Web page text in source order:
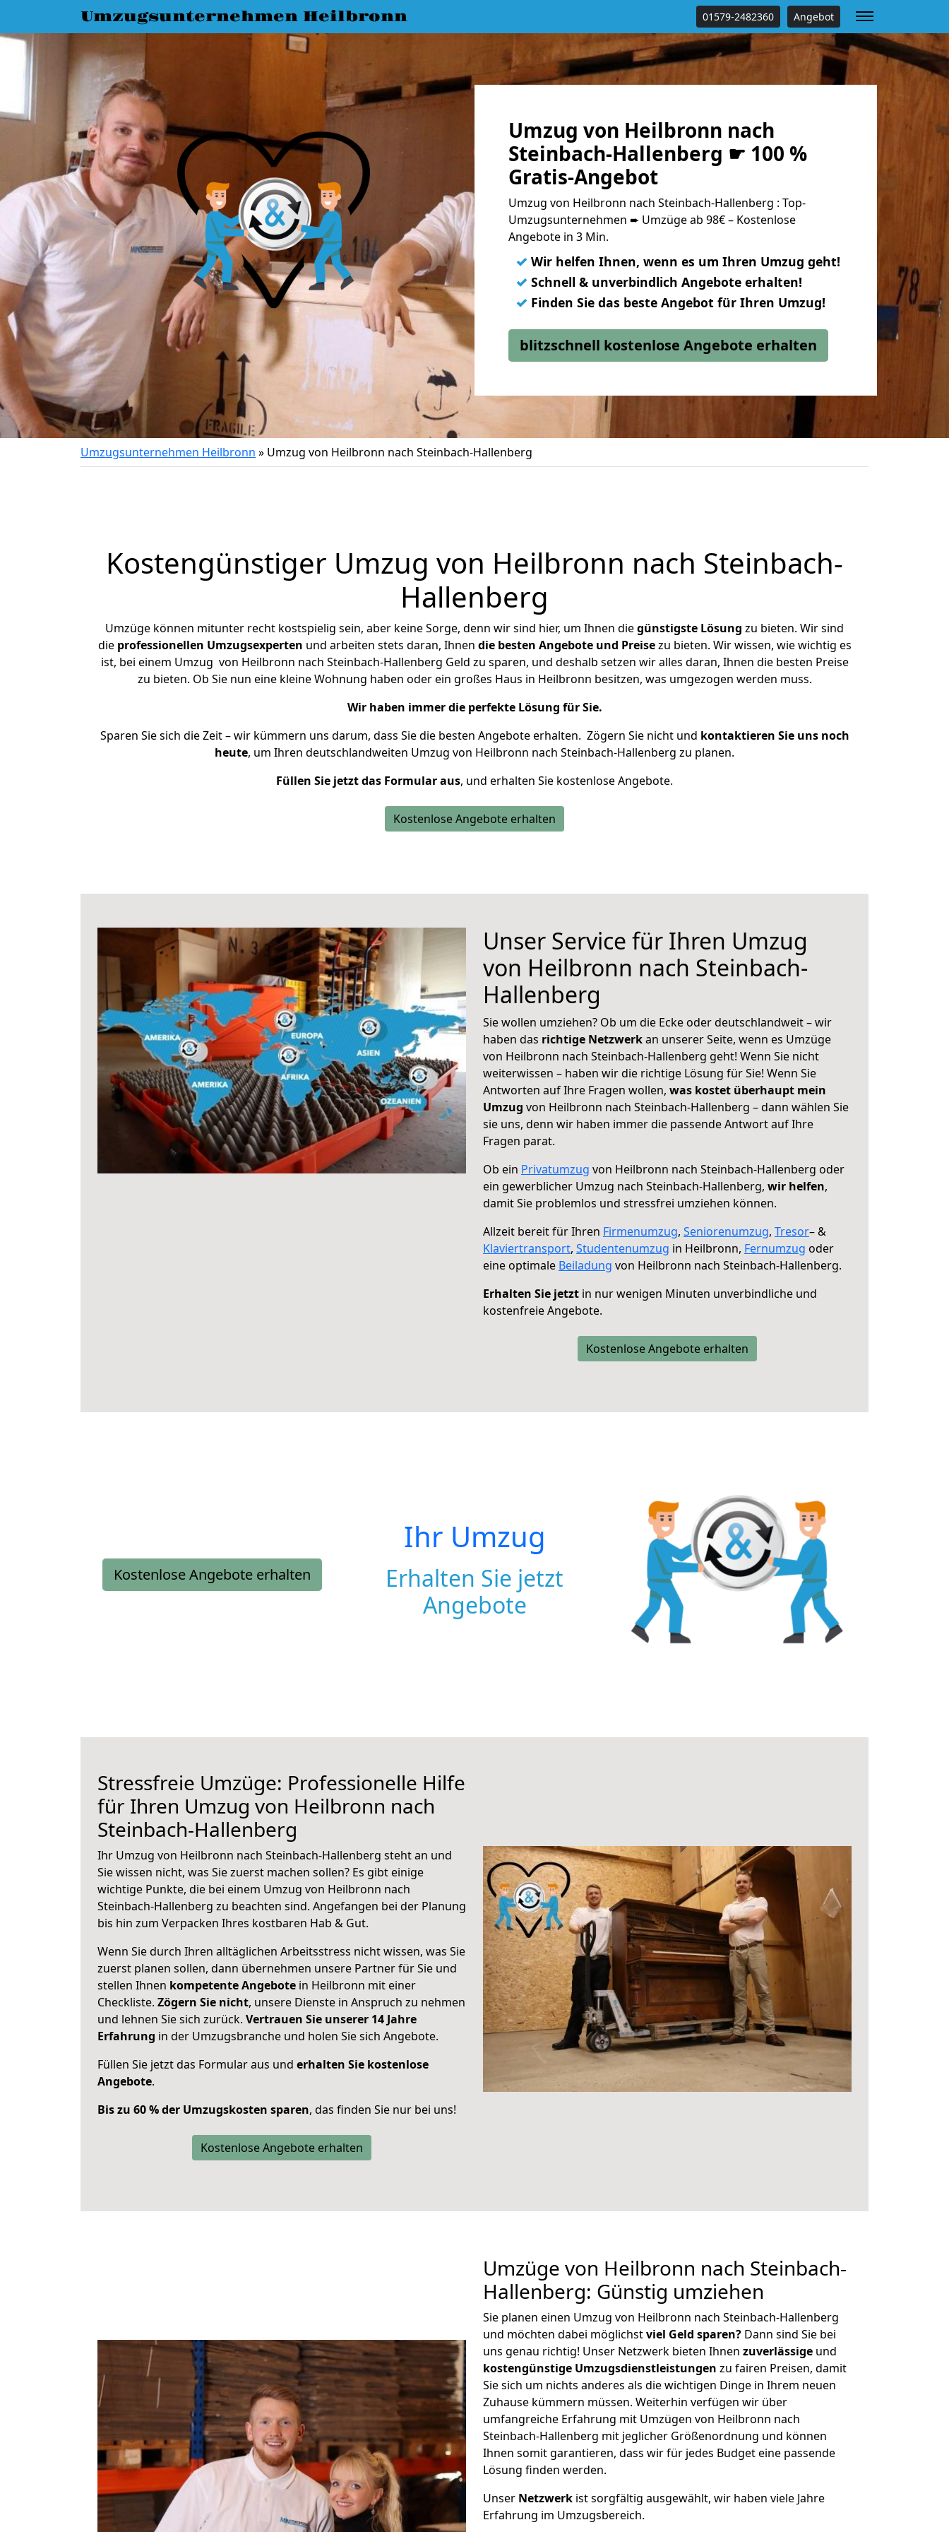
Umzugsunternehmen Heilbronn 01579-2482360 Angebot
Umzug von Heilbronn nach
Steinbach-Hallenberg ☛ 100 %
Gratis-Angebot
Umzug von Heilbronn nach Steinbach-Hallenberg : Top-
Umzugsunternehmen ➨ Umzüge ab 98€ – Kostenlose
Angebote in 3 Min.
✓ Wir helfen Ihnen, wenn es um Ihren Umzug geht!
✓ Schnell & unverbindlich Angebote erhalten!
✓ Finden Sie das beste Angebot für Ihren Umzug!
blitzschnell kostenlose Angebote erhalten
Umzugsunternehmen Heilbronn » Umzug von Heilbronn nach Steinbach-Hallenberg
Kostengünstiger Umzug von Heilbronn nach Steinbach-
Hallenberg
Umzüge können mitunter recht kostspielig sein, aber keine Sorge, denn wir sind hier, um Ihnen diegünstigste Lösung zu bieten. Wir sind
die professionellen Umzugsexperten und arbeiten stets daran, Ihnen die besten Angebote und Preisezu bieten. Wir wissen, wie wichtig es
ist, bei einem Umzug von Heilbronn nach Steinbach-Hallenberg Geld zu sparen, und deshalb setzen wir alles daran, Ihnen die besten Preise
zu bieten. Ob Sie nun eine kleine Wohnung haben oder ein großes Haus in Heilbronn besitzen, was umgezogen werden muss.
Wir haben immer die perfekte Lösung für Sie.
Sparen Sie sich die Zeit – wir kümmern uns darum, dass Sie die besten Angebote erhalten. Zögern Sie nicht und kontaktieren Sie uns noch
heute, um Ihren deutschlandweiten Umzug von Heilbronn nach Steinbach-Hallenberg zu planen.
Füllen Sie jetzt das Formular aus, und erhalten Sie kostenlose Angebote.
Kostenlose Angebote erhalten
Unser Service für Ihren Umzug
von Heilbronn nach Steinbach-
Hallenberg
Sie wollen umziehen? Ob um die Ecke oder deutschlandweit – wir
haben das richtige Netzwerkan unserer Seite, wenn es Umzüge
von Heilbronn nach Steinbach-Hallenberg geht! Wenn Sie nicht
weiterwissen – haben wir die richtige Lösung für Sie! Wenn Sie
Antworten auf Ihre Fragen wollen, was kostet überhaupt mein
Umzug von Heilbronn nach Steinbach-Hallenberg – dann wählen Sie
sie uns, denn wir haben immer die passende Antwort auf Ihre
Fragen parat.
Ob ein Privatumzug von Heilbronn nach Steinbach-Hallenberg oder
ein gewerblicher Umzug nach Steinbach-Hallenberg, wir helfen,
damit Sie problemlos und stressfrei umziehen können.
Allzeit bereit für Ihren Firmenumzug, Seniorenumzug, Tresor– &
Klaviertransport, Studentenumzug in Heilbronn, Fernumzug oder
eine optimale Beiladung von Heilbronn nach Steinbach-Hallenberg.
Erhalten Sie jetzt in nur wenigen Minuten unverbindliche und
kostenfreie Angebote.
Kostenlose Angebote erhalten
Kostenlose Angebote erhalten
Ihr Umzug
Erhalten Sie jetzt
Angebote
Stressfreie Umzüge: Professionelle Hilfe
für Ihren Umzug von Heilbronn nach
Steinbach-Hallenberg
Ihr Umzug von Heilbronn nach Steinbach-Hallenberg steht an und
Sie wissen nicht, was Sie zuerst machen sollen? Es gibt einige
wichtige Punkte, die bei einem Umzug von Heilbronn nach
Steinbach-Hallenberg zu beachten sind. Angefangen bei der Planung
bis hin zum Verpacken Ihres kostbaren Hab & Gut.
Wenn Sie durch Ihren alltäglichen Arbeitsstress nicht wissen, was Sie
zuerst planen sollen, dann übernehmen unsere Partner für Sie und
stellen Ihnen kompetente Angebote in Heilbronn mit einer
Checkliste. Zögern Sie nicht, unsere Dienste in Anspruch zu nehmen
und lehnen Sie sich zurück. Vertrauen Sie unserer 14 Jahre
Erfahrung in der Umzugsbranche und holen Sie sich Angebote.
Füllen Sie jetzt das Formular aus und erhalten Sie kostenlose
Angebote.
Bis zu 60 % der Umzugskosten sparen, das finden Sie nur bei uns!
Kostenlose Angebote erhalten
Umzüge von Heilbronn nach Steinbach-
Hallenberg: Günstig umziehen
Sie planen einen Umzug von Heilbronn nach Steinbach-Hallenberg
und möchten dabei möglichstviel Geld sparen? Dann sind Sie bei
uns genau richtig! Unser Netzwerk bieten Ihnen zuverlässige und
kostengünstige Umzugsdienstleistungen zu fairen Preisen, damit
Sie sich um nichts anderes als die wichtigen Dinge in Ihrem neuen
Zuhause kümmern müssen. Weiterhin verfügen wir über
umfangreiche Erfahrung mit Umzügen von Heilbronn nach
Steinbach-Hallenberg mit jeglicher Größenordnung und können
Ihnen somit garantieren, dass wir für jedes Budget eine passende
Lösung finden werden.
Unser Netzwerk ist sorgfältig ausgewählt, wir haben viele Jahre
Erfahrung im Umzugsbereich.